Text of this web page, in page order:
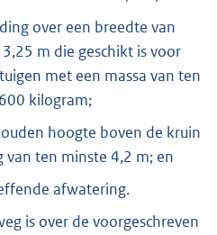
over een breedte van
m die geschikt is voor
met een massa van ten
kilogram;
hoogte boven de kruin
van ten minste 4,2 m; en
afwatering.
is over de voorgeschreven